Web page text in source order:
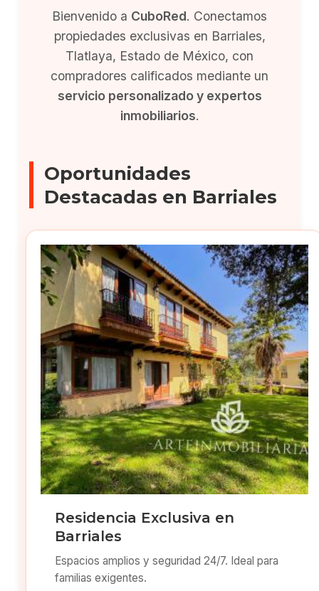
Bienvenido a CuboRed. Conectamos
propiedades exclusivas en Barriales,
Tlatlaya, Estado de México, con
compradores calificados mediante un
servicio personalizado y expertos
inmobiliarios.
Oportunidades
Destacadas en Barriales
Residencia Exclusiva en
Barriales
Espacios amplios y seguridad 24/7. Ideal para
familias exigentes.